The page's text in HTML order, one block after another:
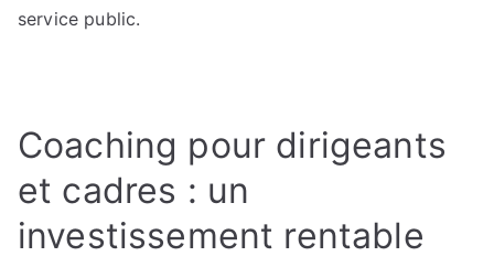
service public.
Coaching pour dirigeants
et cadres : un
investissement rentable